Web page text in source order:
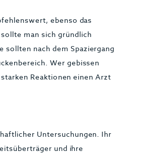
ebenso das
man sich gründlich
sollten nach dem Spaziergang
Wer gebissen
Reaktionen einen Arzt
Untersuchungen. Ihr
und ihre